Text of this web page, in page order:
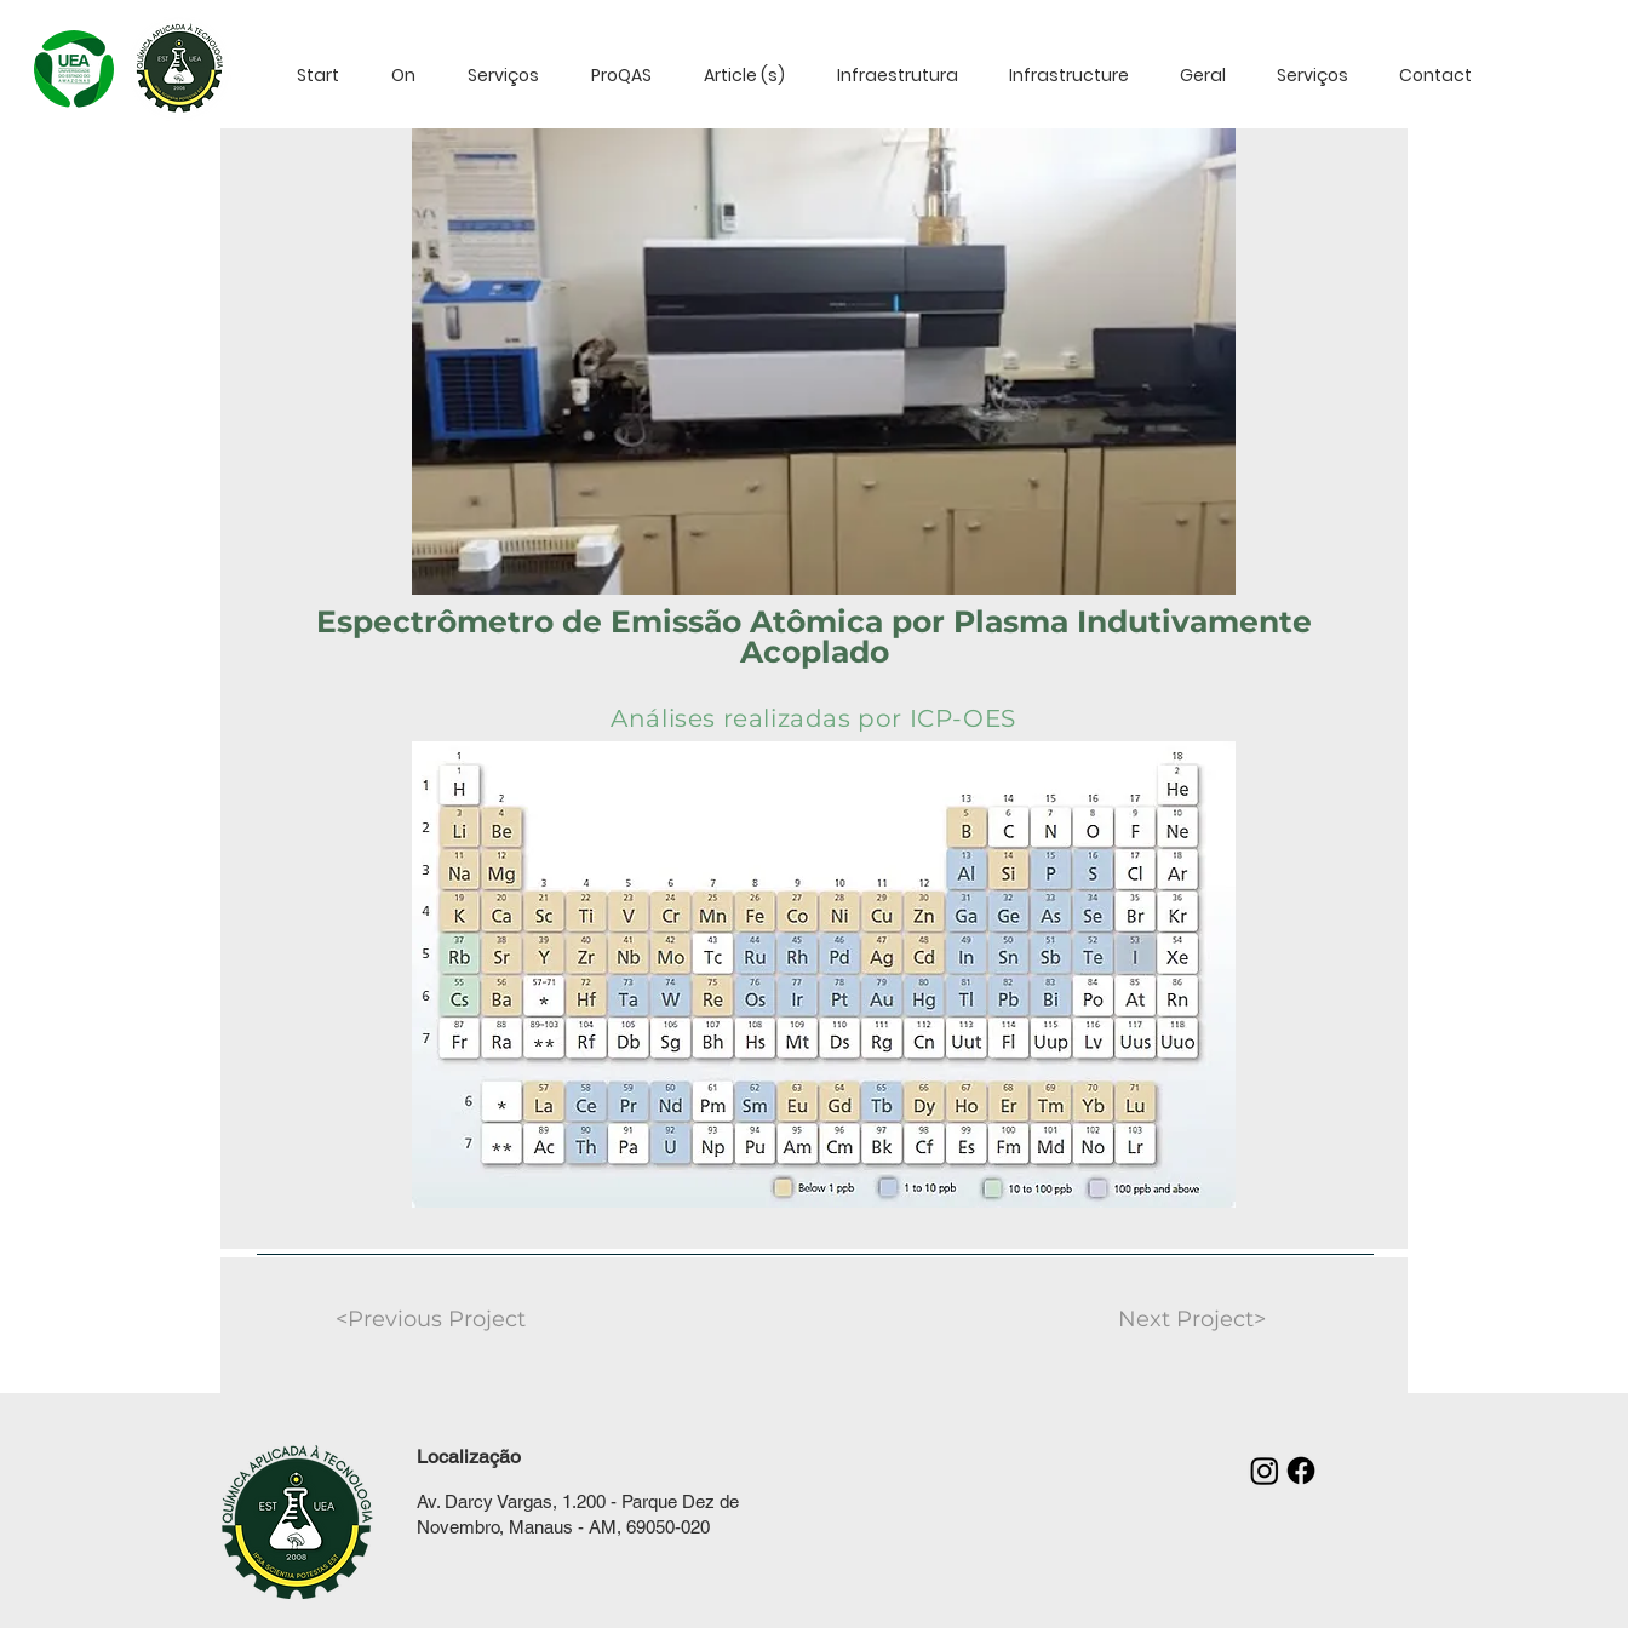
Start On Serviços ProQAS Article (s) Infraestrutura Infrastructure Geral Serviços Contact
Espectrômetro de Emissão Atômica por Plasma Indutivamente
Acoplado
Análises realizadas por ICP-OES
<Previous Project Next Project>
Localização
Av. Darcy Vargas, 1.200 - Parque Dez de
Novembro, Manaus - AM, 69050-020